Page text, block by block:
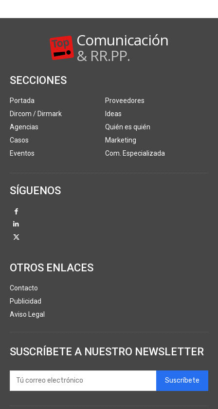
Comunicación
& RR.PP.
SECCIONES
Portada
Dircom / Dirmark
Agencias
Casos
Eventos
Proveedores
Ideas
Quién es quién
Marketing
Com. Especializada
SÍGUENOS
OTROS ENLACES
Contacto
Publicidad
Aviso Legal
SUSCRÍBETE A NUESTRO NEWSLETTER
Suscríbete